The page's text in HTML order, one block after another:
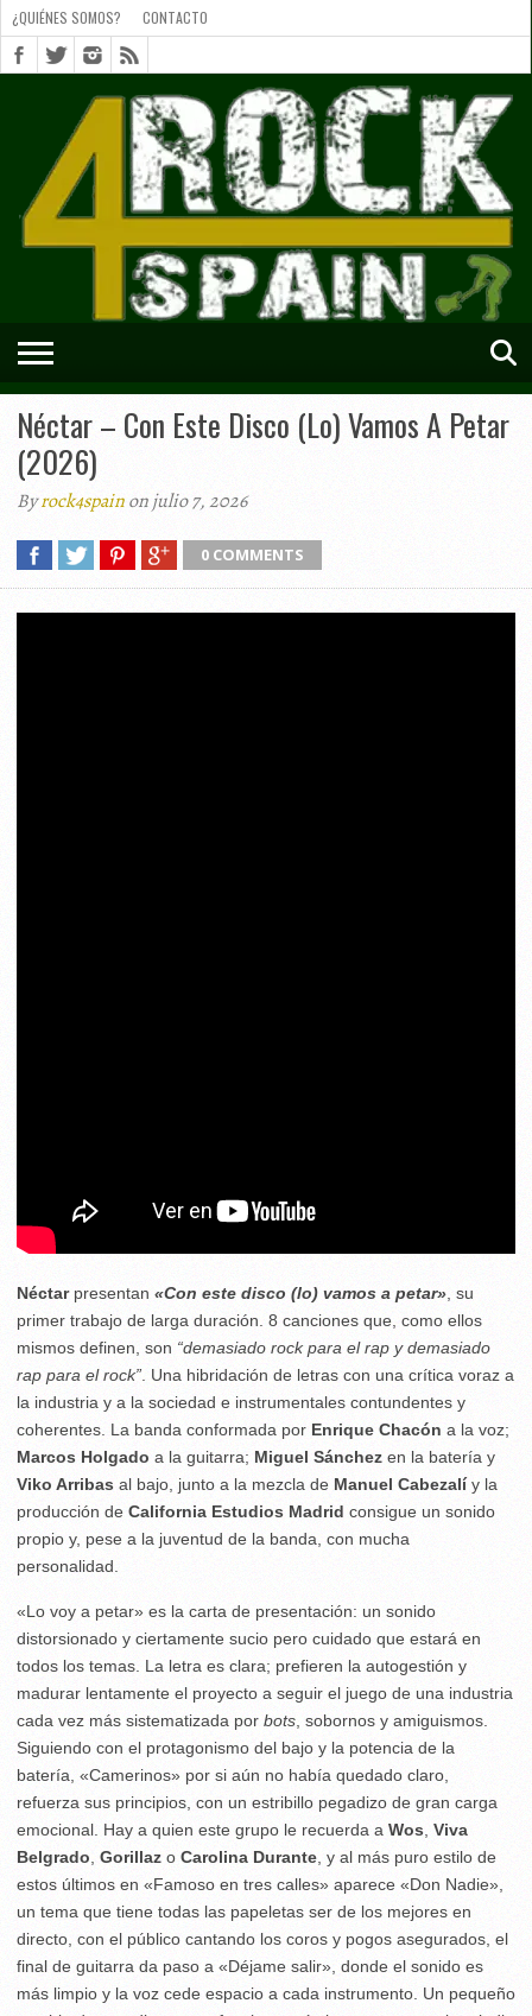
SOMOS?
CONTACTO
SHORTS
¿QUIÉNES SOMOS? CONTACTO
Néctar – Con Este Disco (Lo) Vamos A Petar
(2026)
Byrock4spainon julio 7, 2026
0 COMMENTS
Néctarpresentan «Con este disco (lo) vamos a petar» , su
primer trabajo de larga duración. 8 canciones que, como ellos
mismos definen, son “demasiado rock para el rap y demasiado
rap para el rock” . Una hibridación de letras con una crítica voraz a
la industria y a la sociedad e instrumentales contundentes y
coherentes. La banda conformada por Enrique Chacón a la voz;
Marcos Holgado a la guitarra; Miguel Sánchez en la batería y
Viko Arribas al bajo, junto a la mezcla de Manuel Cabezalíy la
producción de California Estudios Madrid consigue un sonido
propio y, pese a la juventud de la banda, con mucha
personalidad.
«Lo voy a petar» es la carta de presentación: un sonido
distorsionado y ciertamente sucio pero cuidado que estará en
todos los temas. La letra es clara; prefieren la autogestión y
madurar lentamente el proyecto a seguir el juego de una industria
cada vez más sistematizada por bots , sobornos y amiguismos.
Siguiendo con el protagonismo del bajo y la potencia de la
batería, «Camerinos» por si aún no había quedado claro,
refuerza sus principios, con un estribillo pegadizo de gran carga
emocional. Hay a quien este grupo le recuerda a Wos Viva
Belgrado Gorillaz o Carolina Durante , y al más puro estilo de
estos últimos en «Famoso en tres calles» aparece «Don Nadie»,
un tema que tiene todas las papeletas ser de los mejores en
directo, con el público cantando los coros y pogos asegurados, el
final de guitarra da paso a «Déjame salir», donde el sonido es
más limpio y la voz cede espacio a cada instrumento. Un pequeño